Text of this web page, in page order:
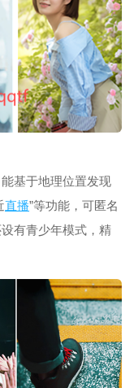
基于地理位置发现
直播”等功能，可匿名
有青少年模式，精